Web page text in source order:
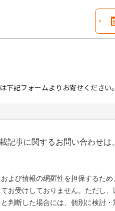
下記フォームよりお寄せください。